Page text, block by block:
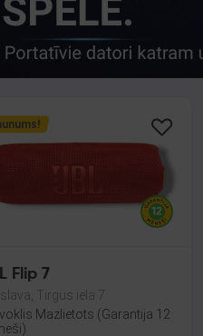
Flip 7
Tirgus iela 7
Mazlietots (Garantija 12